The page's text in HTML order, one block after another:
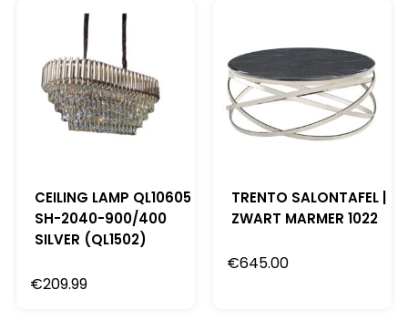
CEILING LAMP QL10605
SH-2040-900/400
SILVER (QL1502)
€209.99
TRENTO SALONTAFEL |
ZWART MARMER 1022
€645.00